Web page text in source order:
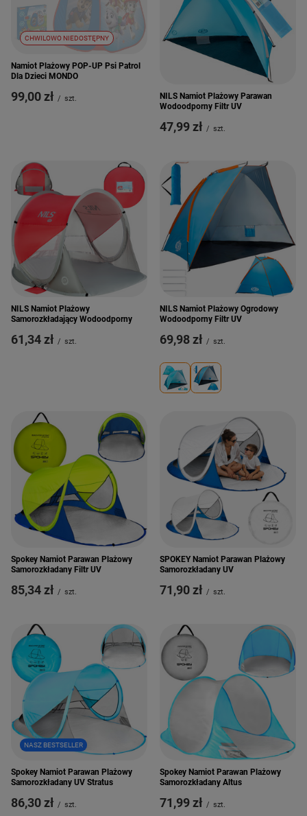
CHWILOWO NIEDOSTĘPNY
Namiot Plażowy POP-UP Psi Patrol
Dla Dzieci MONDO
99,00 zł / szt.
NILS Namiot Plażowy Parawan
Wodoodporny Filtr UV
47,99 zł / szt.
NILS Namiot Plażowy
Samorozkładający Wodoodporny
61,34 zł / szt.
NILS Namiot Plażowy Ogrodowy
Wodoodporny Filtr UV
69,98 zł / szt.
Spokey Namiot Parawan Plażowy
Samorozkładany Filtr UV
85,34 zł / szt.
SPOKEY Namiot Parawan Plażowy
Samorozkładany UV
71,90 zł / szt.
NASZ BESTSELLER
Spokey Namiot Parawan Plażowy
Samorozkładany UV Stratus
86,30 zł / szt.
Spokey Namiot Parawan Plażowy
Samorozkładany Altus
71,99 zł / szt.